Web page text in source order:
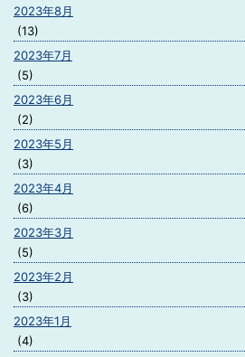
2023年8月
(13)
2023年7月
(5)
2023年6月
(2)
2023年5月
(3)
2023年4月
(6)
2023年3月
(5)
2023年2月
(3)
2023年1月
(4)